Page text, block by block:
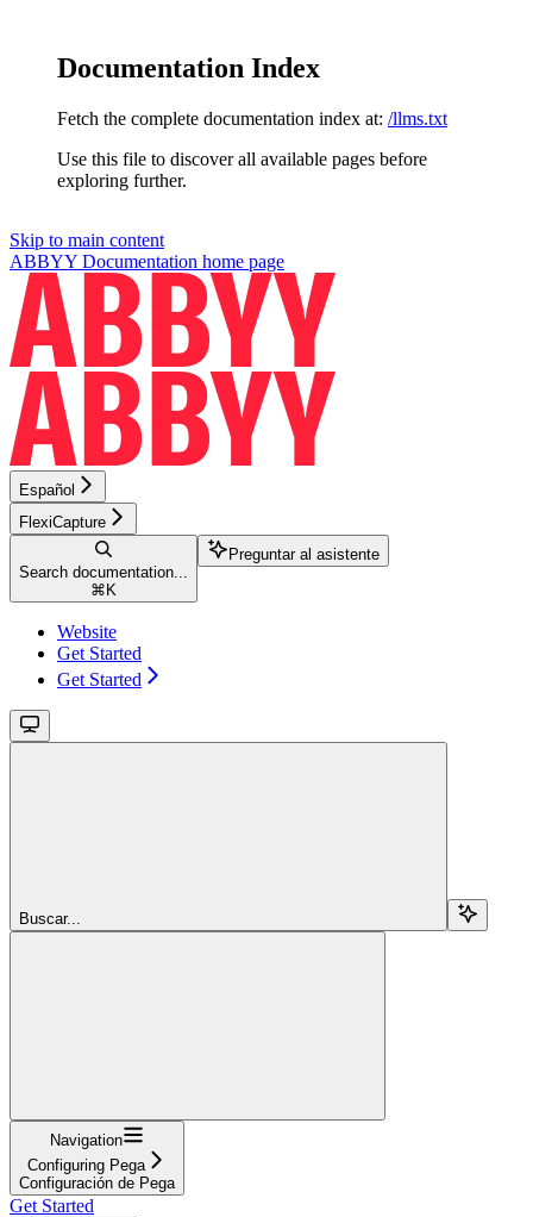
Documentation Index
Fetch the complete documentation index at: /llms.txt
Use this file to discover all available pages before
exploring further.
Skip to main content
ABBYY Documentation home page
Español
FlexiCapture
Search documentation...
⌘ K
Preguntar al asistente
Website
Get Started
Get Started
Buscar...
Navigation
Configuring Pega
Configuración de Pega
Get Started